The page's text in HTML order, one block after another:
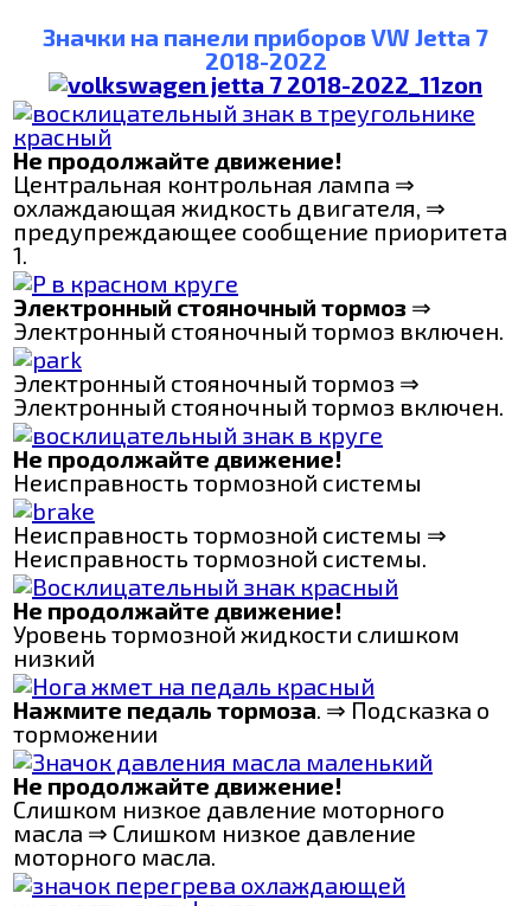
Значки на панели приборов VW Jetta 7
2018-2022
Не продолжайте движение!
Центральная контрольная лампа ⇒
охлаждающая жидкость двигателя, ⇒
предупреждающее сообщение приоритета
1.
Электронный стояночный тормоз ⇒
Электронный стояночный тормоз включен.
Электронный стояночный тормоз ⇒
Электронный стояночный тормоз включен.
Не продолжайте движение!
Неисправность тормозной системы
Неисправность тормозной системы ⇒
Неисправность тормозной системы.
Не продолжайте движение!
Уровень тормозной жидкости слишком
низкий
Нажмите педаль тормоза. ⇒ Подсказка о
торможении
Не продолжайте движение!
Слишком низкое давление моторного
масла ⇒ Слишком низкое давление
моторного масла.